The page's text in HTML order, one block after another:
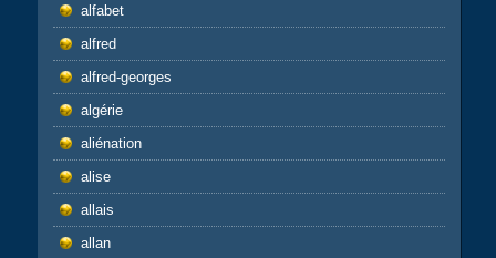
alfabet
alfred
alfred-georges
algérie
aliénation
alise
allais
allan